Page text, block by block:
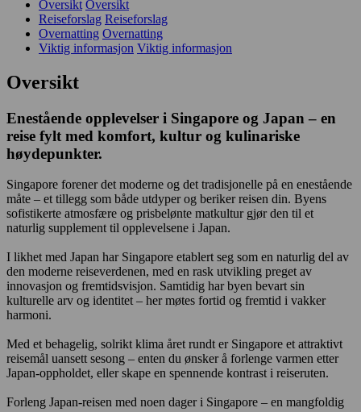
Oversikt Oversikt
Reiseforslag Reiseforslag
Overnatting Overnatting
Viktig informasjon Viktig informasjon
Oversikt
Enestående opplevelser i Singapore og Japan – en
reise fylt med komfort, kultur og kulinariske
høydepunkter.
Singapore forener det moderne og det tradisjonelle på en enestående
måte – et tillegg som både utdyper og beriker reisen din. Byens
sofistikerte atmosfære og prisbelønte matkultur gjør den til et
naturlig supplement til opplevelsene i Japan.
I likhet med Japan har Singapore etablert seg som en naturlig del av
den moderne reiseverdenen, med en rask utvikling preget av
innovasjon og fremtidsvisjon. Samtidig har byen bevart sin
kulturelle arv og identitet – her møtes fortid og fremtid i vakker
harmoni.
Med et behagelig, solrikt klima året rundt er Singapore et attraktivt
reisemål uansett sesong – enten du ønsker å forlenge varmen etter
Japan-oppholdet, eller skape en spennende kontrast i reiseruten.
Forleng Japan-reisen med noen dager i Singapore – en mangfoldig